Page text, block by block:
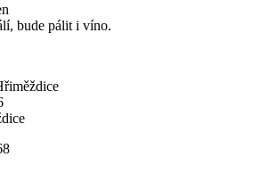
bude pálit i víno.